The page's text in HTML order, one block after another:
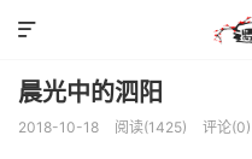

晨光中的泗阳
2018-10-18 阅读(1425) 评论(0)